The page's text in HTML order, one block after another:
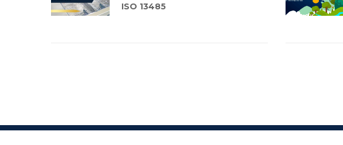
ISO 13485